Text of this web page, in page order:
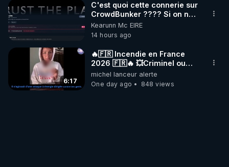
C'est quoi cette connerie sur
CrowdBunker ???? Si on ne
peut plus publier, c'est un
peu de la censure. Ne payez
pas les boucliers pour voir
mes vidéos, c'est une
arnaque parce que ma
chaine et mon travail sont
gratuits. Je préfère la voir
mourir que de voir mes
Kearunn Mc EIRE
14 hours ago
6:17
🔥🇫🇷 Incendie en France
2026 🇫🇷🔥 💥Criminel ou
coincidence naturelle?💥
@NostraDamoucho
michel lanceur alerte
One day ago
848 views